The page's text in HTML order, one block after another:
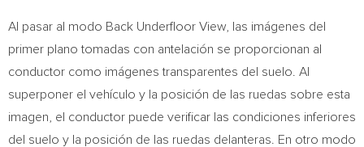
Al pasar al modo Back Underfloor View, las imágenes del
primer plano tomadas con antelación se proporcionan al
conductor como imágenes transparentes del suelo. Al
superponer el vehículo y la posición de las ruedas sobre esta
imagen, el conductor puede verificar las condiciones inferiores
del suelo y la posición de las ruedas delanteras. En otro modo